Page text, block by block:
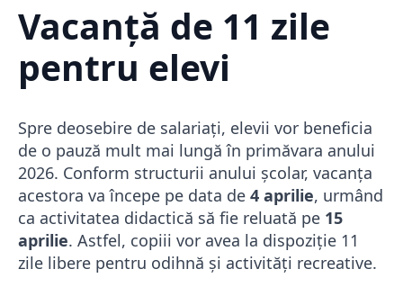
Vacanță de 11 zile
pentru elevi
Spre deosebire de salariați, elevii vor beneficia
de o pauză mult mai lungă în primăvara anului
2026. Conform structurii anului școlar, vacanța
acestora va începe pe data de 4 aprilie, urmând
ca activitatea didactică să fie reluată pe 15
aprilie. Astfel, copiii vor avea la dispoziție 11
zile libere pentru odihnă și activități recreative.